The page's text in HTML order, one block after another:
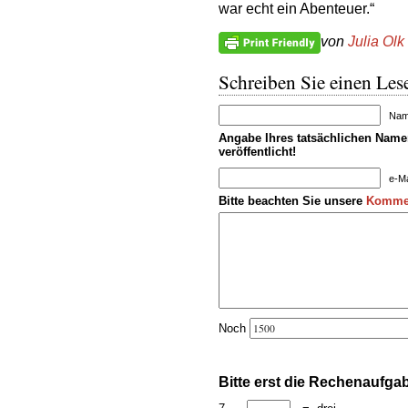
war echt ein Abenteuer.“
von Julia Olk
Schreiben Sie einen
Angabe Ihres tatsächlichen
veröffentlicht!
e-
Bitte beachten Sie unsere
Noch
Bitte erst die